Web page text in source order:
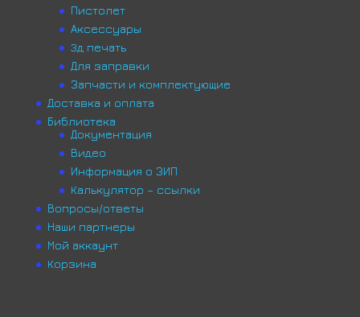
Пистолет
Аксессуары
3д печать
Для заправки
Запчасти и комплектующие
Доставка и оплата
Библиотека
Документация
Видео
Информация о ЗИП
Калькулятор – ссылки
Вопросы/ответы
Наши партнеры
Мой аккаунт
Корзина